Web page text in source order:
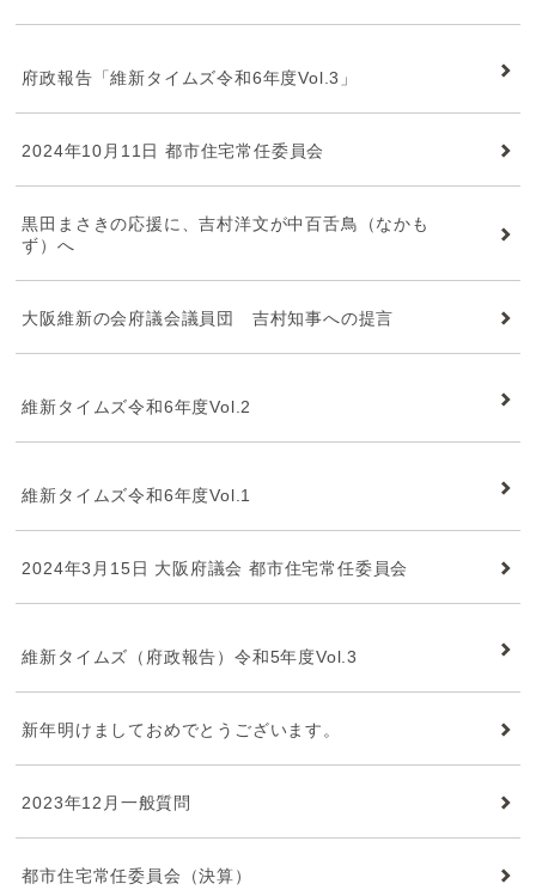
府政報告「維新タイムズ令和6年度Vol.3」
2024年10月11日 都市住宅常任委員会
黒田まさきの応援に、吉村洋文が中百舌鳥（なかも
ず）へ
大阪維新の会府議会議員団 吉村知事への提言
維新タイムズ令和6年度Vol.2
維新タイムズ令和6年度Vol.1
2024年3月15日 大阪府議会 都市住宅常任委員会
維新タイムズ（府政報告）令和5年度Vol.3
新年明けましておめでとうございます。
2023年12月一般質問
都市住宅常任委員会（決算）